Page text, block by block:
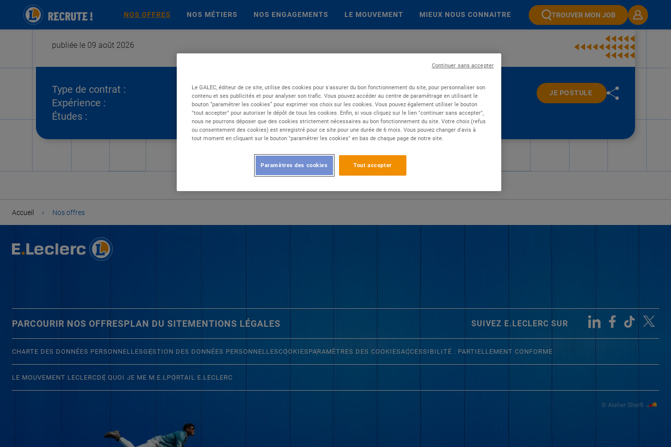
NOS OFFRES NOS MÉTIERS NOS ENGAGEMENTS LE MOUVEMENT MIEUX NOUS CONNAITRE TROUVER MON JOB
publiée le 09 août 2026
Type de contrat :
Expérience :
Études :
JE POSTULE
Accueil › Nos offres
PARCOURIR NOS OFFRESPLAN DU SITEMENTIONS LÉGALES SUIVEZ E.LECLERC SUR
CHARTE DES DONNÉES PERSONNELLESGESTION DES DONNÉES PERSONNELLESCOOKIES PARAMÈTRES DES COOKIESACCESSIBILITÉ : PARTIELLEMENT CONFORME
LE MOUVEMENT LECLERCDE QUOI JE ME M.E.LPORTAIL E.LECLERC
Le GALEC, éditeur de ce site, utilise des cookies pour s'assurer du bon fonctionnement du site, pour personnaliser son
contenu et ses publicités et pour analyser son trafic. Vous pouvez accéder au centre de paramétrage en utilisant le
bouton “paramétrer les cookies” pour exprimer vos choix sur les cookies. Vous pouvez également utiliser le bouton
"tout accepter" pour autoriser le dépôt de tous les cookies. Enfin, si vous cliquez sur le lien "continuer sans accepter",
nous ne pourrons déposer que des cookies strictement nécessaires au bon fonctionnement du site. Votre choix (refus
ou consentement des cookies) est enregistré pour ce site pour une durée de 6 mois. Vous pouvez changer d'avis à
tout moment en cliquant sur le bouton "paramétrer les cookies" en bas de chaque page de notre site.
Tout accepter
Paramètres des cookies
Continuer sans accepter